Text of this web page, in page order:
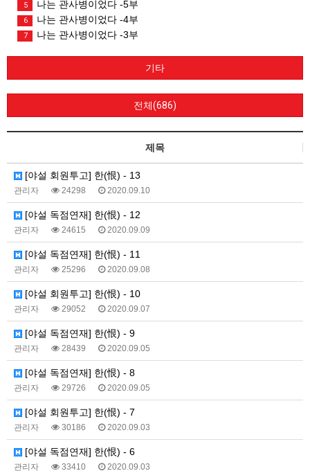
5 나는 관사병이었다 -5부
6 나는 관사병이었다 -4부
7 나는 관사병이었다 -3부
기타
전체(686)
제목
[야설 회원투고] 한(恨) - 13
관리자 24298 2020.09.10
[야설 독점연재] 한(恨) - 12
관리자 24615 2020.09.09
[야설 독점연재] 한(恨) - 11
관리자 25296 2020.09.08
[야설 회원투고] 한(恨) - 10
관리자 29052 2020.09.07
[야설 독점연재] 한(恨) - 9
관리자 28439 2020.09.05
[야설 독점연재] 한(恨) - 8
관리자 29726 2020.09.05
[야설 회원투고] 한(恨) - 7
관리자 30186 2020.09.03
[야설 독점연재] 한(恨) - 6
관리자 33410 2020.09.03